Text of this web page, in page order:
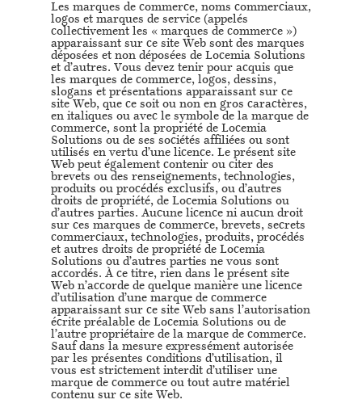
Les marques de commerce, noms commerciaux,
logos et marques de service (appelés
collectivement les « marques de commerce »)
apparaissant sur ce site Web sont des marques
déposées et non déposées de Locemia Solutions
et d’autres. Vous devez tenir pour acquis que
les marques de commerce, logos, dessins,
slogans et présentations apparaissant sur ce
site Web, que ce soit ou non en gros caractères,
en italiques ou avec le symbole de la marque de
commerce, sont la propriété de Locemia
Solutions ou de ses sociétés affiliées ou sont
utilisés en vertu d’une licence. Le présent site
Web peut également contenir ou citer des
brevets ou des renseignements, technologies,
produits ou procédés exclusifs, ou d’autres
droits de propriété, de Locemia Solutions ou
d’autres parties. Aucune licence ni aucun droit
sur ces marques de commerce, brevets, secrets
commerciaux, technologies, produits, procédés
et autres droits de propriété de Locemia
Solutions ou d’autres parties ne vous sont
accordés. À ce titre, rien dans le présent site
Web n’accorde de quelque manière une licence
d’utilisation d’une marque de commerce
apparaissant sur ce site Web sans l’autorisation
écrite préalable de Locemia Solutions ou de
l’autre propriétaire de la marque de commerce.
Sauf dans la mesure expressément autorisée
par les présentes conditions d’utilisation, il
vous est strictement interdit d’utiliser une
marque de commerce ou tout autre matériel
contenu sur ce site Web.